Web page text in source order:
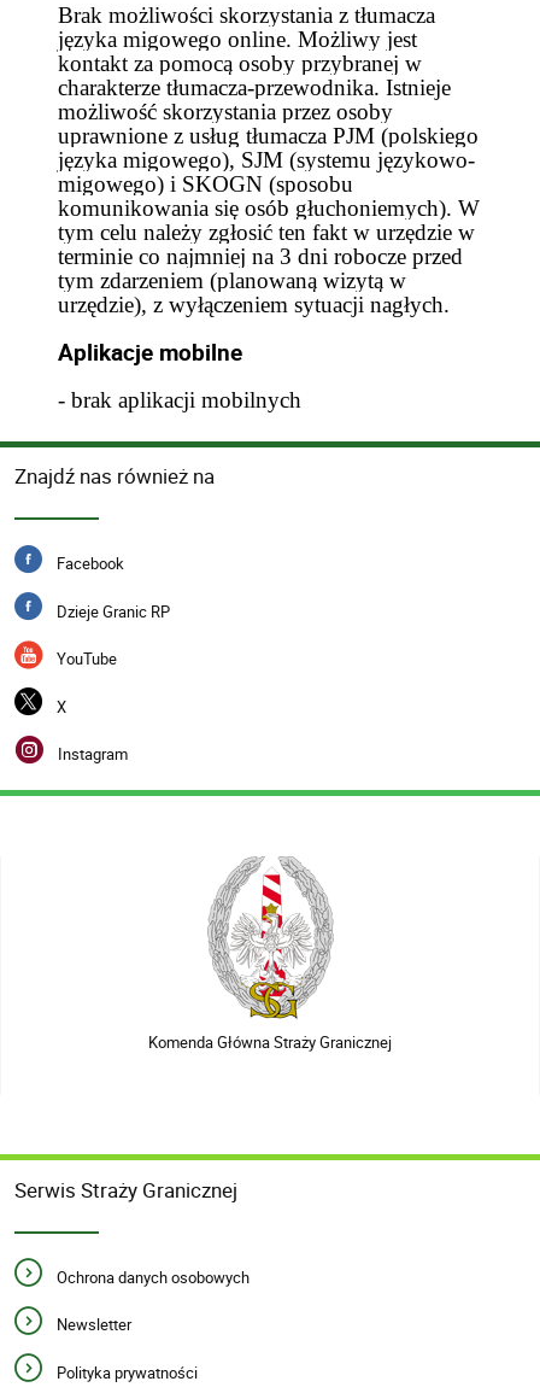
Brak możliwości skorzystania z tłumacza
języka migowego online. Możliwy jest
kontakt za pomocą osoby przybranej w
charakterze tłumacza-przewodnika. Istnieje
możliwość skorzystania przez osoby
uprawnione z usług tłumacza PJM (polskiego
języka migowego), SJM (systemu językowo-
migowego) i SKOGN (sposobu
komunikowania się osób głuchoniemych). W
tym celu należy zgłosić ten fakt w urzędzie w
terminie co najmniej na 3 dni robocze przed
tym zdarzeniem (planowaną wizytą w
urzędzie), z wyłączeniem sytuacji nagłych.
Aplikacje mobilne
- brak aplikacji mobilnych
Znajdź nas również na
Facebook
Dzieje Granic RP
YouTube
X
Instagram
Komenda Główna Straży Granicznej
Serwis Straży Granicznej
Ochrona danych osobowych
Newsletter
Polityka prywatności